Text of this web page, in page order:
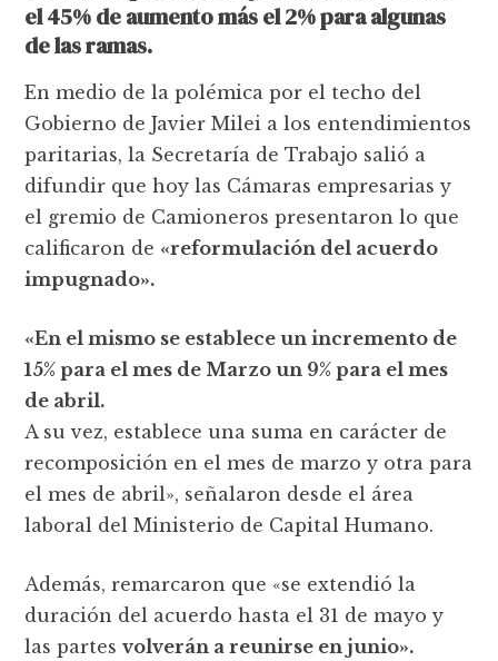
el 45% de aumento más el 2% para algunas
de las ramas.
En medio de la polémica por el techo del
Gobierno de Javier Milei a los entendimientos
paritarias, la Secretaría de Trabajo salió a
difundir que hoy las Cámaras empresarias y
el gremio de Camioneros presentaron lo que
calificaron de «reformulación del acuerdo
impugnado».
«En el mismo se establece un incremento de
15% para el mes de Marzo un 9% para el mes
de abril.
A su vez, establece una suma en carácter de
recomposición en el mes de marzo y otra para
el mes de abril», señalaron desde el área
laboral del Ministerio de Capital Humano.
Además, remarcaron que «se extendió la
duración del acuerdo hasta el 31 de mayo y
las partesvolverán a reunirse en junio».